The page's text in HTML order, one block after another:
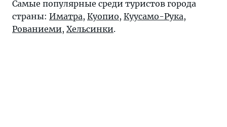
Самые популярные среди туристов города
страны: Иматра, Куопио, Куусамо-Рука,
Рованиеми, Хельсинки.